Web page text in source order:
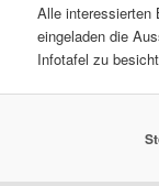
Alle interessierten
eingeladen die
Infotafel zu